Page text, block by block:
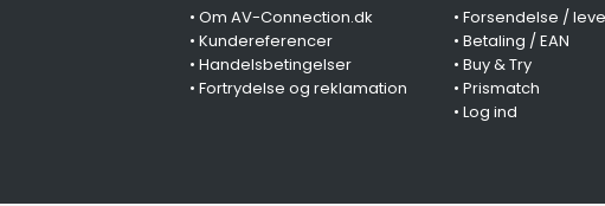
• Om AV-Connection.dk
• Kundereferencer
• Handelsbetingelser
• Fortrydelse og reklamation
• Forsendelse /
• Betaling / EAN
• Buy & Try
• Prismatch
• Log ind